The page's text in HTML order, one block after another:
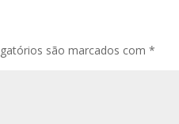
são marcados com*